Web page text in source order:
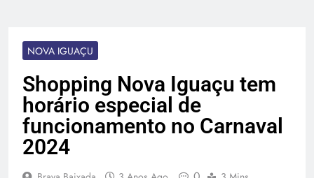
NOVA IGUAÇU
Shopping Nova Iguaçu tem
horário especial de
funcionamento no Carnaval
2024